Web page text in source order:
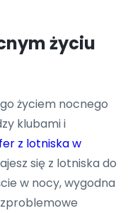
życiu
życiem nocnego
klubami i
z lotniska w
się z lotniska do
w nocy, wygodna